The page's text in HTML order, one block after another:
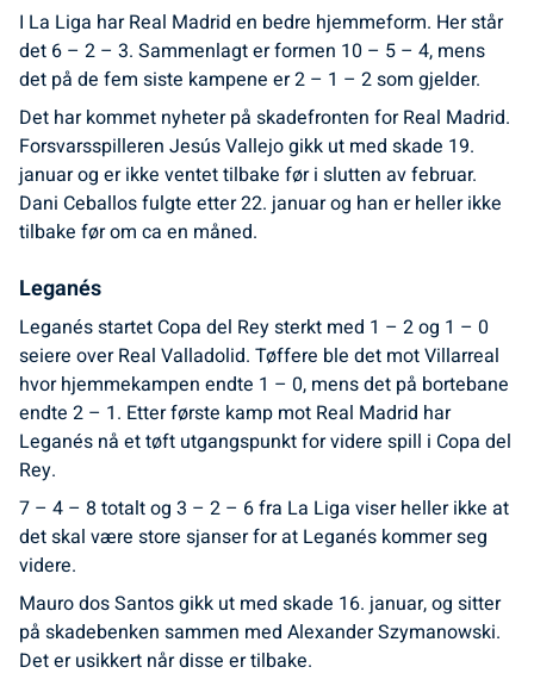
I La Liga har Real Madrid en bedre hjemmeform. Her står
det 6 – 2 – 3. Sammenlagt er formen 10 – 5 – 4, mens
det på de fem siste kampene er 2 – 1 – 2 som gjelder.
Det har kommet nyheter på skadefronten for Real Madrid.
Forsvarsspilleren Jesús Vallejo gikk ut med skade 19.
januar og er ikke ventet tilbake før i slutten av februar.
Dani Ceballos fulgte etter 22. januar og han er heller ikke
tilbake før om ca en måned.
Leganés
Leganés startet Copa del Rey sterkt med 1 – 2 og 1 – 0
seiere over Real Valladolid. Tøffere ble det mot Villarreal
hvor hjemmekampen endte 1 – 0, mens det på bortebane
endte 2 – 1. Etter første kamp mot Real Madrid har
Leganés nå et tøft utgangspunkt for videre spill i Copa del
Rey.
7 – 4 – 8 totalt og 3 – 2 – 6 fra La Liga viser heller ikke at
det skal være store sjanser for at Leganés kommer seg
videre.
Mauro dos Santos gikk ut med skade 16. januar, og sitter
på skadebenken sammen med Alexander Szymanowski.
Det er usikkert når disse er tilbake.